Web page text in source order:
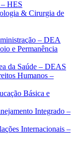
HES
& Cirurgia de
– DEA
e Permanência
da Saúde – DEAS
Humanos –
Básica e
Integrado –
Internacionais –